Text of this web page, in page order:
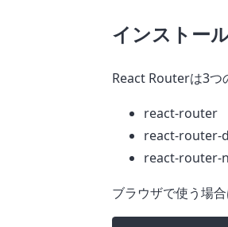
インストー
React Routerは3つ
react-router
react-router-
react-router-
ブラウザで使う場